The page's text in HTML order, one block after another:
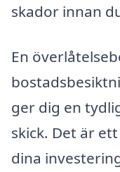
skador innan
En
ger dig en
skick. Det är
dina